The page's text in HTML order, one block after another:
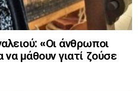
«Οι άνθρωποι
να μάθουν γιατί ζούσε